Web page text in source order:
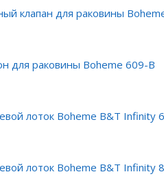
клапан для раковины
для раковины Boheme 609-B
лоток Boheme B&T Infinity
лоток Boheme B&T Infinity